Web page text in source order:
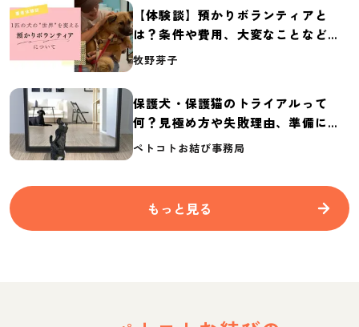
【体験談】預かりボランティアと
は？条件や費用、大変なことなど紹
介
牧野芽子
保護犬・保護猫のトライアルって
何？見極め方や失敗理由、準備に必
要なものを紹介
ペトコトお結び事務局
もっと見る